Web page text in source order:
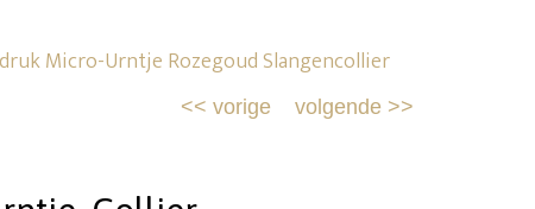
Micro-Urntje Rozegoud Slangencollier
volgende >>
<< vorige